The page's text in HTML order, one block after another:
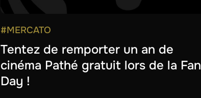
#MERCATO
Tentez de remporter un an de
cinéma Pathé gratuit lors de la Fan
Day !